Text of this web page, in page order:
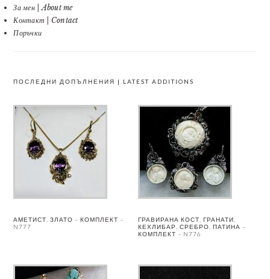
За мен | About me
Контакт | Contact
Поръчки
ПОСЛЕДНИ ДОПЪЛНЕНИЯ | LATEST ADDITIONS
АМЕТИСТ, ЗЛАТО – КОМПЛЕКТ –
N777
ГРАВИРАНА КОСТ, ГРАНАТИ,
КЕХЛИБАР, СРЕБРО, ПАТИНА –
КОМПЛЕКТ – N776